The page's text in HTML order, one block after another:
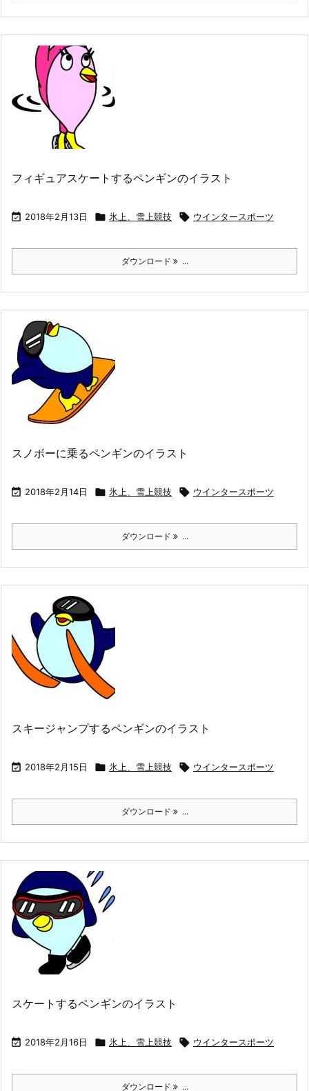
フィギュアスケートするペンギンのイラスト
 2018年2月13日  氷上、雪上競技  ウインタースポーツ
ダウンロード ...
スノボーに乗るペンギンのイラスト
 2018年2月14日  氷上、雪上競技  ウインタースポーツ
ダウンロード ...
スキージャンプするペンギンのイラスト
 2018年2月15日  氷上、雪上競技  ウインタースポーツ
ダウンロード ...
スケートするペンギンのイラスト
 2018年2月16日  氷上、雪上競技  ウインタースポーツ
ダウンロード ...